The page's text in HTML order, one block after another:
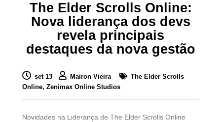
The Elder Scrolls Online:
Nova liderança dos devs
revela principais
destaques da nova gestão
set 13 Mairon Vieira
The Elder Scrolls
Online, Zenimax Online Studios
Novidades na Liderança de The Elder Scrolls Online